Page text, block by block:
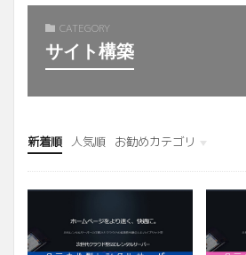
CATEGORY
サイト構築
新着順 人気順
お勧めカテゴリ
未分類